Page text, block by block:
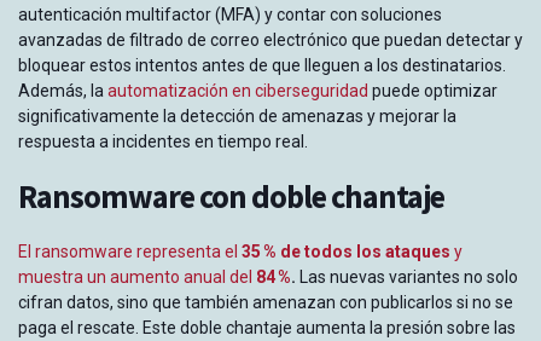
autenticación multifactor (MFA) y contar con soluciones
avanzadas de filtrado de correo electrónico que puedan detectar y
bloquear estos intentos antes de que lleguen a los destinatarios.
Además, la automatización en ciberseguridad puede optimizar
significativamente la detección de amenazas y mejorar la
respuesta a incidentes en tiempo real.
Ransomware con doble chantaje
El ransomware representa el 35 % de todos los ataques y
muestra un aumento anual del 84 %. Las nuevas variantes no solo
cifran datos, sino que también amenazan con publicarlos si no se
paga el rescate. Este doble chantaje aumenta la presión sobre las